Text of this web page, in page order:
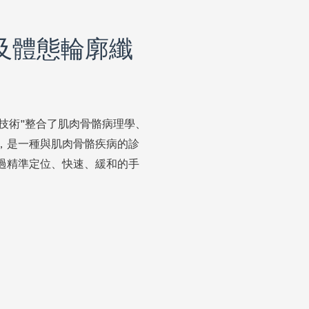
體態輪廓纖
術"整合了肌肉骨骼病理學、
是一種與肌肉骨骼疾病的診
精準定位、快速、緩和的手